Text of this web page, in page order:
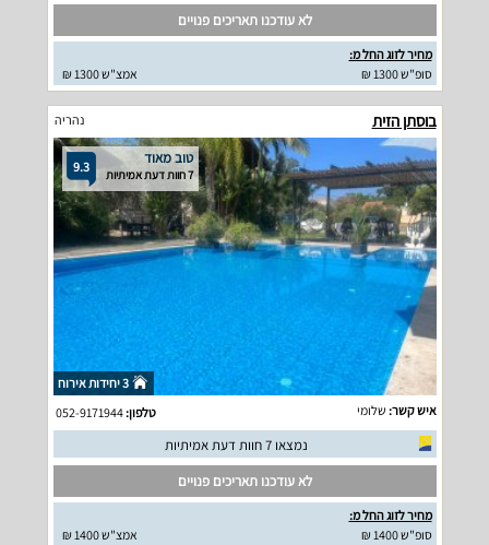
לא עודכנו תאריכים פנויים
מחיר לזוג החל מ:
סופ"ש 1300 ₪
אמצ"ש 1300 ₪
בוסתן הזית נהריה
9.3 טוב מאוד
7 חוות דעת אמיתיות
3 יחידות אירוח
איש קשר: שלומי טלפון:052-9171944
נמצאו 7 חוות דעת אמיתיות
לא עודכנו תאריכים פנויים
מחיר לזוג החל מ:
סופ"ש 1400 ₪
אמצ"ש 1400 ₪